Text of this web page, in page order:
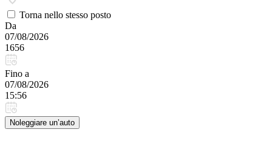
Torna nello stesso posto
Da
07/08/2026
1656
Fino a
07/08/2026
15:56
Noleggiare un’auto